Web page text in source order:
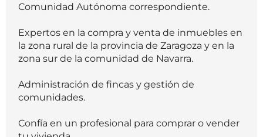
Comunidad Autónoma correspondiente.
Expertos en la compra y venta de inmuebles en
la zona rural de la provincia de Zaragoza y en la
zona sur de la comunidad de Navarra.
Administración de fincas y gestión de
comunidades.
Confía en un profesional para comprar o vender